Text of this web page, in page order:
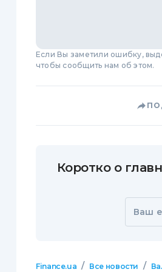
Если Вы заметили ошибку,
чтобы сообщить нам об этом.
Коротко о
Ваш
Finance.ua / Все новости /